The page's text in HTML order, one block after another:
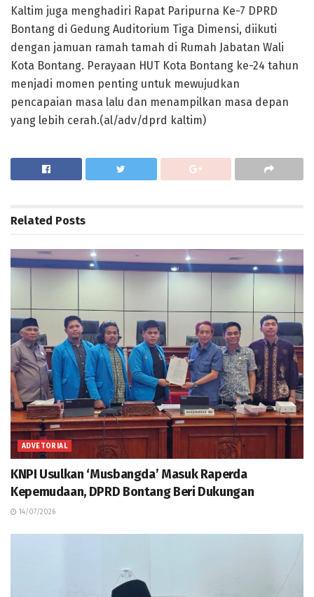
Kaltim juga menghadiri Rapat Paripurna Ke-7 DPRD
Bontang di Gedung Auditorium Tiga Dimensi, diikuti
dengan jamuan ramah tamah di Rumah Jabatan Wali
Kota Bontang. Perayaan HUT Kota Bontang ke-24 tahun
menjadi momen penting untuk mewujudkan
pencapaian masa lalu dan menampilkan masa depan
yang lebih cerah.(al/adv/dprd kaltim)
Related Posts
ADVETORIAL
KNPI Usulkan ‘Musbangda’ Masuk Raperda
Kepemudaan, DPRD Bontang Beri Dukungan
14/07/2026